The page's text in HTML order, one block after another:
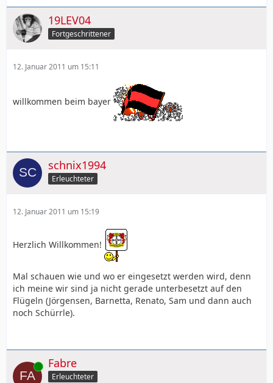
19LEV04
Fortgeschrittener
12. Januar 2011 um 15:11
willkommen beim bayer
schnix1994
Erleuchteter
12. Januar 2011 um 15:19
Herzlich Willkommen!
Mal schauen wie und wo er eingesetzt werden wird, denn
ich meine wir sind ja nicht gerade unterbesetzt auf den
Flügeln (Jörgensen, Barnetta, Renato, Sam und dann auch
noch Schürrle).
Online Fabre
Erleuchteter